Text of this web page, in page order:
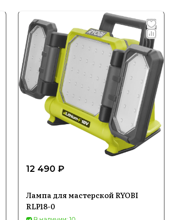
12 490 ₽
Лампа для мастерской RYOBI
RLP18-0